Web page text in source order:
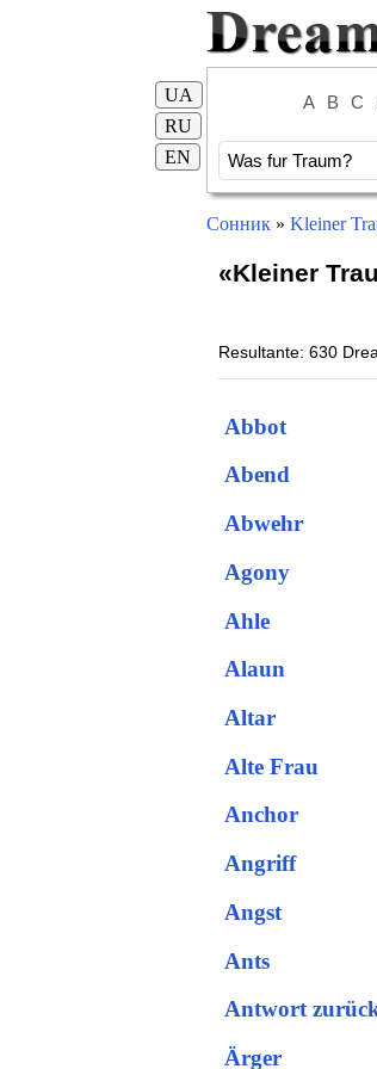
A B C
UA
RU
EN
Сонник» Kleiner
«Kleiner
Resultante: 630
Abbot
Abend
Abwehr
Agony
Ahle
Alaun
Altar
Alte Frau
Anchor
Angriff
Angst
Ants
Antwort
Ärger